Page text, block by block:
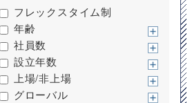
フレックスタイム制
年齢
社員数
設立年数
上場/非上場
グローバル